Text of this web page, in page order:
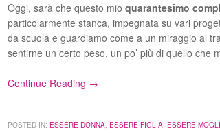
Oggi, sarà che questo mio quarantesimo
particolarmente stanca, impegnata su vari
da scuola e guardiamo come a un miraggio al
sentirne un certo peso, un po’ più di quello che
Continue Reading →
POSTED IN: ESSERE DONNA, ESSERE FIGLIA, ESSERE